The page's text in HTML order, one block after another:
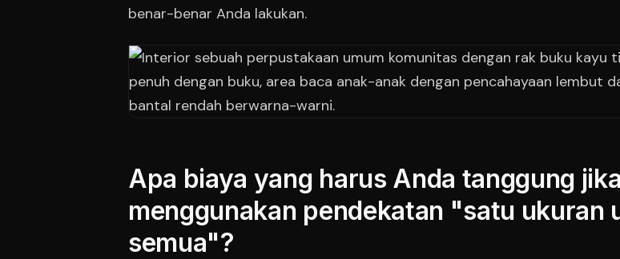
benar-benar Anda lakukan.
Apa biaya yang harus Anda tanggung jika
menggunakan pendekatan "satu ukuran
semua"?